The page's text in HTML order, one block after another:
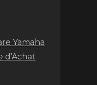
Yamaha